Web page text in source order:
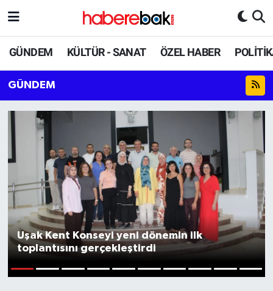
GÜNDEM KÜLTÜR - SANAT ÖZEL HABER
GÜNDEM
Uşak Kent Konseyi yeni dönemin ilk
toplantısını gerçekleştirdi
Hava Durumu
Tüm Manşetler
Son Dakika Haberleri
Haber Arşivi